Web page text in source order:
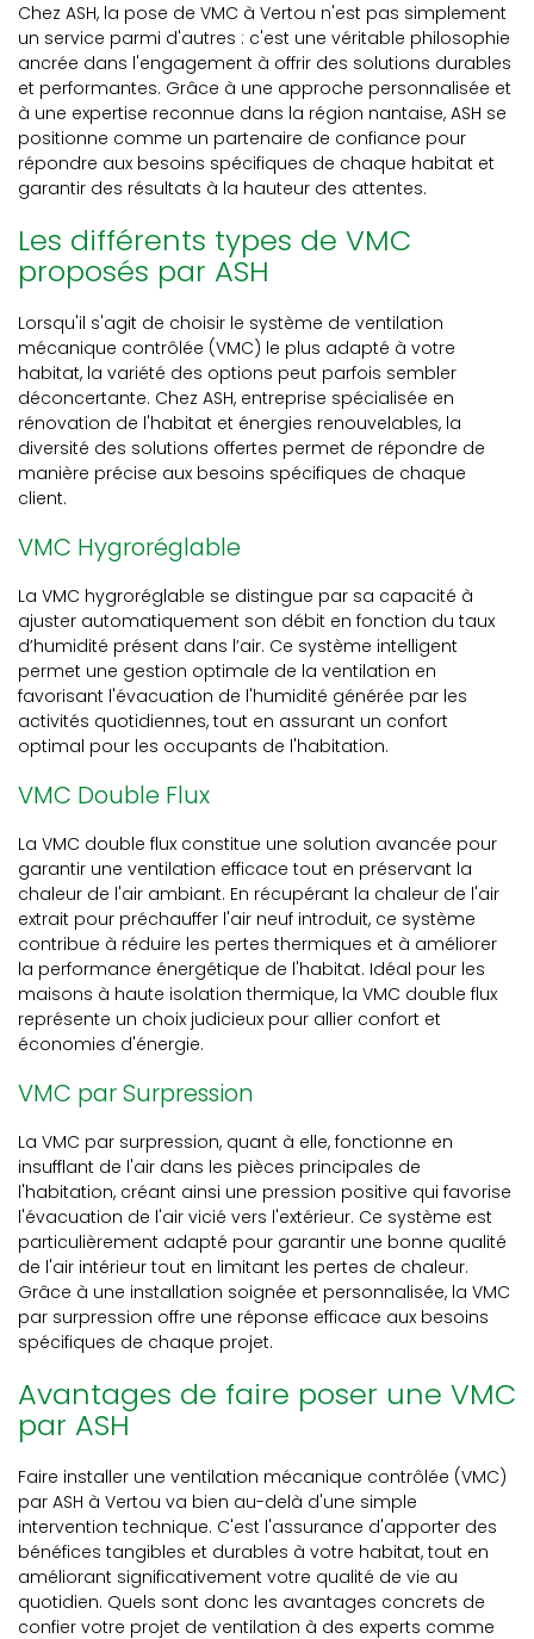
Chez ASH, la pose de VMC à Vertou n'est pas simplement
un service parmi d'autres : c'est une véritable philosophie
ancrée dans l'engagement à offrir des solutions durables
et performantes. Grâce à une approche personnalisée et
à une expertise reconnue dans la région nantaise, ASH se
positionne comme un partenaire de confiance pour
répondre aux besoins spécifiques de chaque habitat et
garantir des résultats à la hauteur des attentes.
Les différents types de VMC
proposés par ASH
Lorsqu'il s'agit de choisir le système de ventilation
mécanique contrôlée (VMC) le plus adapté à votre
habitat, la variété des options peut parfois sembler
déconcertante. Chez ASH, entreprise spécialisée en
rénovation de l'habitat et énergies renouvelables, la
diversité des solutions offertes permet de répondre de
manière précise aux besoins spécifiques de chaque
client.
VMC Hygroréglable
La VMC hygroréglable se distingue par sa capacité à
ajuster automatiquement son débit en fonction du taux
d’humidité présent dans l’air. Ce système intelligent
permet une gestion optimale de la ventilation en
favorisant l'évacuation de l'humidité générée par les
activités quotidiennes, tout en assurant un confort
optimal pour les occupants de l'habitation.
VMC Double Flux
La VMC double flux constitue une solution avancée pour
garantir une ventilation efficace tout en préservant la
chaleur de l'air ambiant. En récupérant la chaleur de l'air
extrait pour préchauffer l'air neuf introduit, ce système
contribue à réduire les pertes thermiques et à améliorer
la performance énergétique de l'habitat. Idéal pour les
maisons à haute isolation thermique, la VMC double flux
représente un choix judicieux pour allier confort et
économies d'énergie.
VMC par Surpression
La VMC par surpression, quant à elle, fonctionne en
insufflant de l'air dans les pièces principales de
l'habitation, créant ainsi une pression positive qui favorise
l'évacuation de l'air vicié vers l'extérieur. Ce système est
particulièrement adapté pour garantir une bonne qualité
de l'air intérieur tout en limitant les pertes de chaleur.
Grâce à une installation soignée et personnalisée, la VMC
par surpression offre une réponse efficace aux besoins
spécifiques de chaque projet.
Avantages de faire poser une VMC
par ASH
Faire installer une ventilation mécanique contrôlée (VMC)
par ASH à Vertou va bien au-delà d'une simple
intervention technique. C'est l'assurance d'apporter des
bénéfices tangibles et durables à votre habitat, tout en
améliorant significativement votre qualité de vie au
quotidien. Quels sont donc les avantages concrets de
confier votre projet de ventilation à des experts comme